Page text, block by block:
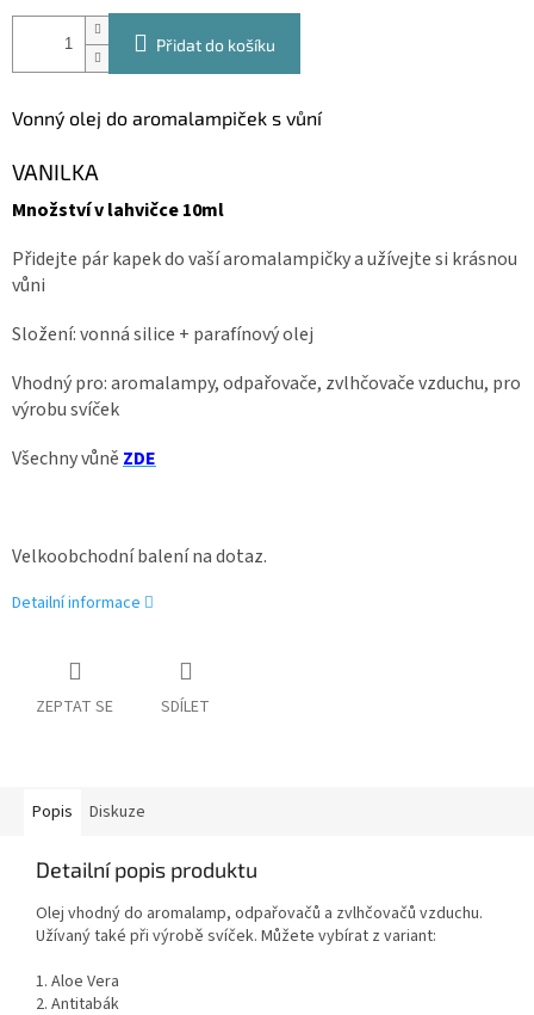
Přidat do košíku
Vonný olej do aromalampiček s vůní
VANILKA
Množství v lahvičce 10ml
Přidejte pár kapek do vaší aromalampičky a užívejte si krásnou
vůni
Složení: vonná silice + parafínový olej
Vhodný pro: aromalampy, odpařovače, zvlhčovače vzduchu, pro
výrobu svíček
Všechny vůně ZDE
Velkoobchodní balení na dotaz.
Detailní informace
ZEPTAT SE SDÍLET
Popis Diskuze
Detailní popis produktu
Olej vhodný do aromalamp, odpařovačů a zvlhčovačů vzduchu.
Užívaný také při výrobě svíček. Můžete vybírat z variant:
1. Aloe Vera
2. Antitabák